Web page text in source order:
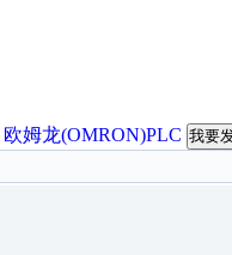
欧姆龙(OMRON)PLC 我要